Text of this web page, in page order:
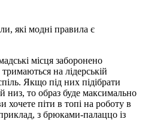
які модні правила є
місця заборонено
на лідерській
Якщо під них підібрати
низ, то образ буде максимально
піти в топі на роботу в
з брюками-палаццо із